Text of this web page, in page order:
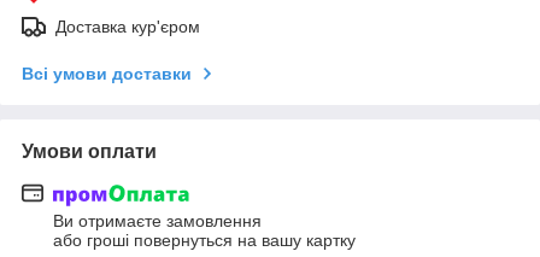
Доставка кур'єром
Всі умови доставки
Умови оплати
Ви отримаєте замовлення
або гроші повернуться на вашу картку